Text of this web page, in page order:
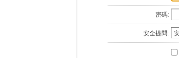
密碼:
安全提問: